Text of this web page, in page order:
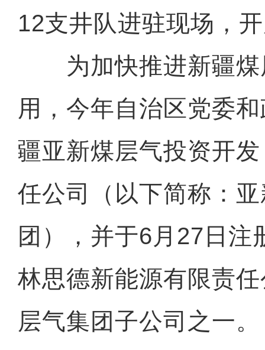
12支井队进驻现场，
为加快推进新疆煤
用，今年自治区党委
疆亚新煤层气投资开
任公司（以下简称：
团），并于6月27日注
林思德新能源有限责
层气集团子公司之一。